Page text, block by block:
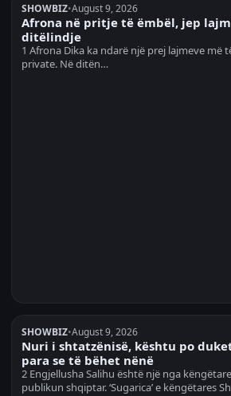
SHOWBIZ•August 9, 2026
Afrona në pritje të ëmbël, jep
ditëlindje
1 Afrona Dika ka ndarë një prej lajmeve më
private. Në ditën…
SHOWBIZ•August 9, 2026
Nuri i shtatzënisë, kështu po
para se të bëhet nënë
2 Engjellusha Salihu është një nga
publikun shqiptar. ‘Sugarica’ e këngëtares